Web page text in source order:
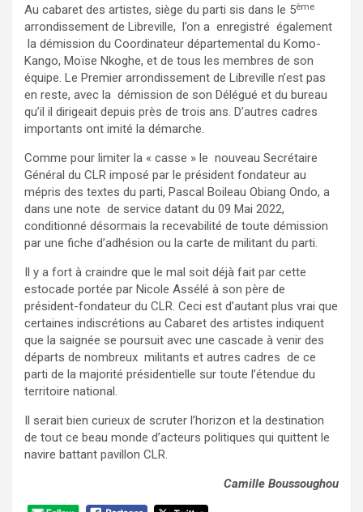
Au cabaret des artistes, siège du parti sis dans le 5ème
arrondissement de Libreville, l’on a enregistré également
la démission du Coordinateur départemental du Komo-
Kango, Moïse Nkoghe, et de tous les membres de son
équipe. Le Premier arrondissement de Libreville n’est pas
en reste, avec la démission de son Délégué et du bureau
qu’il il dirigeait depuis près de trois ans. D’autres cadres
importants ont imité la démarche.
Comme pour limiter la « casse » le nouveau Secrétaire
Général du CLR imposé par le président fondateur au
mépris des textes du parti, Pascal Boileau Obiang Ondo, a
dans une note de service datant du 09 Mai 2022,
conditionné désormais la recevabilité de toute démission
par une fiche d’adhésion ou la carte de militant du parti.
Il y a fort à craindre que le mal soit déjà fait par cette
estocade portée par Nicole Assélé à son père de
président-fondateur du CLR. Ceci est d’autant plus vrai que
certaines indiscrétions au Cabaret des artistes indiquent
que la saignée se poursuit avec une cascade à venir des
départs de nombreux militants et autres cadres de ce
parti de la majorité présidentielle sur toute l’étendue du
territoire national.
Il serait bien curieux de scruter l’horizon et la destination
de tout ce beau monde d’acteurs politiques qui quittent le
navire battant pavillon CLR.
Camille Boussoughou